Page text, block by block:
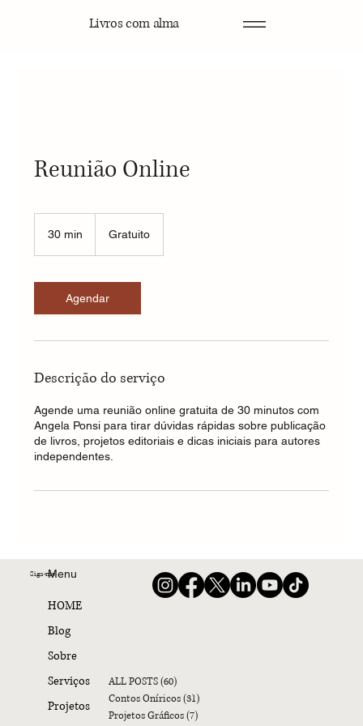
Livros com alma
Siga-meMenu
HOME
Blog
Sobre
Serviços
Projetos
ALL POSTS (60)60 posts
Contos Oníricos (31)31 posts
Projetos Gráficos (7)7 posts
Reunião Online
30 min
i
n
Gratuito
Agendar
Descrição do serviço
Agende uma reunião online gratuita de 30 minutos com
Angela Ponsi para tirar dúvidas rápidas sobre publicação
de livros, projetos editoriais e dicas iniciais para autores
independentes.